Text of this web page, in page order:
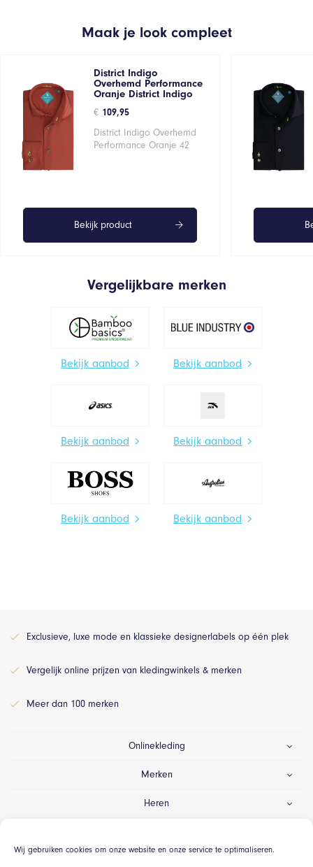
Wij gebruiken cookies om onze website en onze service te optimaliseren.
Maak je look compleet
District Indigo
Overhemd Performance
Oranje District Indigo
€ 109,95
District Indigo Overhemd
Performance Oranje 42
Bekijk product
Vergelijkbare merken
Bekijk aanbod Bekijk aanbod
Bekijk aanbod Bekijk aanbod
Bekijk aanbod Bekijk aanbod
Exclusieve, luxe mode en klassieke designerlabels op één plek
Vergelijk online prijzen van kledingwinkels & merken
Meer dan 100 merken
Onlinekleding
Merken
Heren